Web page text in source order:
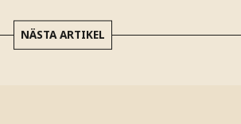
NÄSTA ARTIKEL